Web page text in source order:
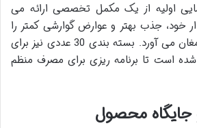
اولیه از یک مکمل تخصصی ارائه می
خود، جذب بهتر و عوارض گوارشی کمتر را
برای مصرف کننده به ارمغان می آورد. بسته بندی 30 عددی نیز برای
است تا برنامه ریزی برای مصرف منظم
محصول